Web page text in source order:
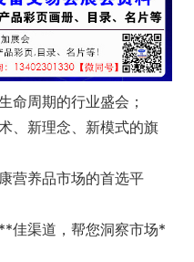
命周期的行业盛会；
、新理念、新模式的旗
营养品市场的首选平
佳渠道，帮您洞察市场*